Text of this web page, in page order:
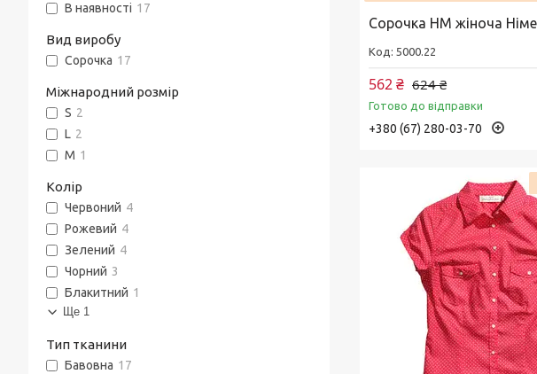
Сорочка НМ жіноча
5000.22
624 ₴
562 ₴
Готово до відправки
+380 (67) 280-03-70
В наявності 17
Вид виробу
Сорочка 17
Міжнародний розмір
S 2
L 2
M 1
Колір
Червоний 4
Рожевий 4
Зелений 4
Чорний 3
Блакитний 1
Ще 1
Тип тканини
Бавовна 17